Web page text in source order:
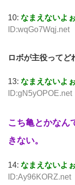
10: なまえないよ
ID:wqGo7Wqj.net
ロボが主役ってど
13: なまえないよ
ID:gN5yOPOE.net
こち亀とかなん
きない。
14: なまえないよ
ID:Ay96KORZ.net